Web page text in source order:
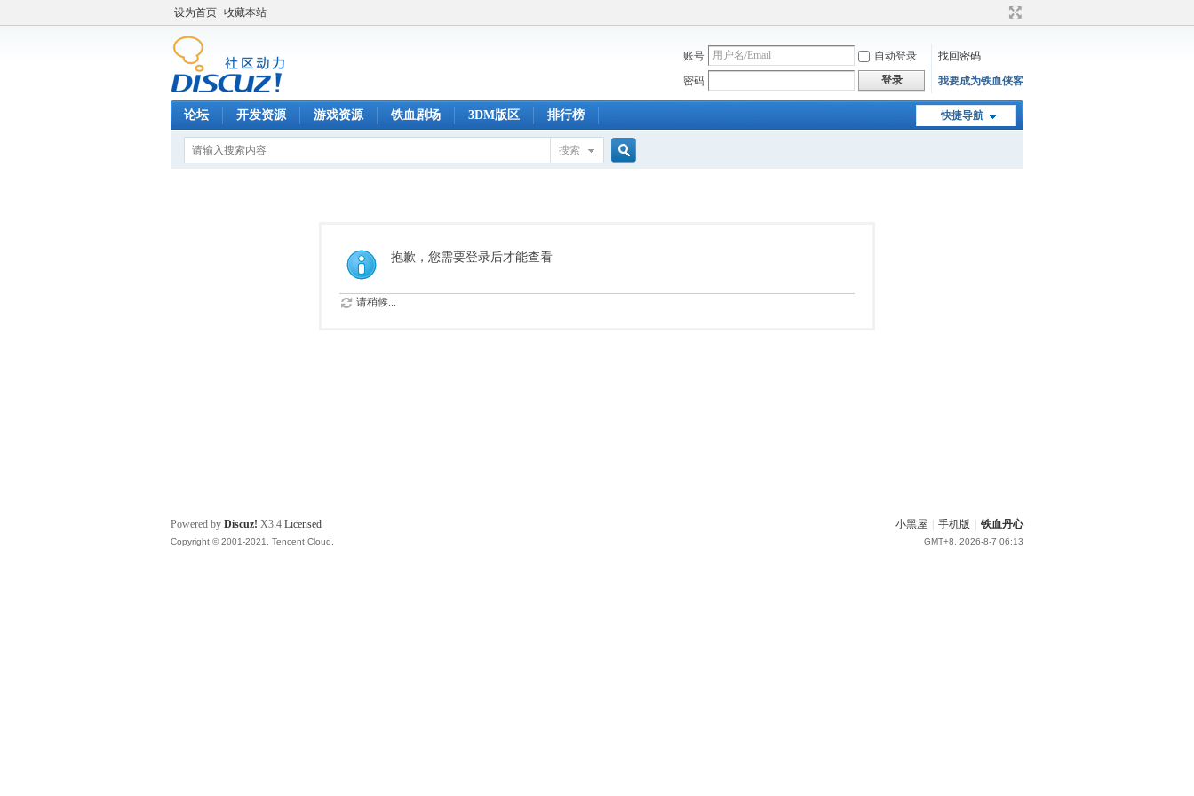
设为首页 收藏本站
账号 自动登录
找回密码
密码
登录 我要成为铁血侠客
快捷导航
论坛 开发资源 游戏资源 铁血剧场 3DM版区 排行榜
搜索
抱歉，您需要登录后才能查看
请稍候...
小黑屋 手机版 铁血丹心
GMT+8, 2026-8-7 06:13
Powered by Discuz! X3.4 Licensed
Copyright © 2001-2021, Tencent Cloud.